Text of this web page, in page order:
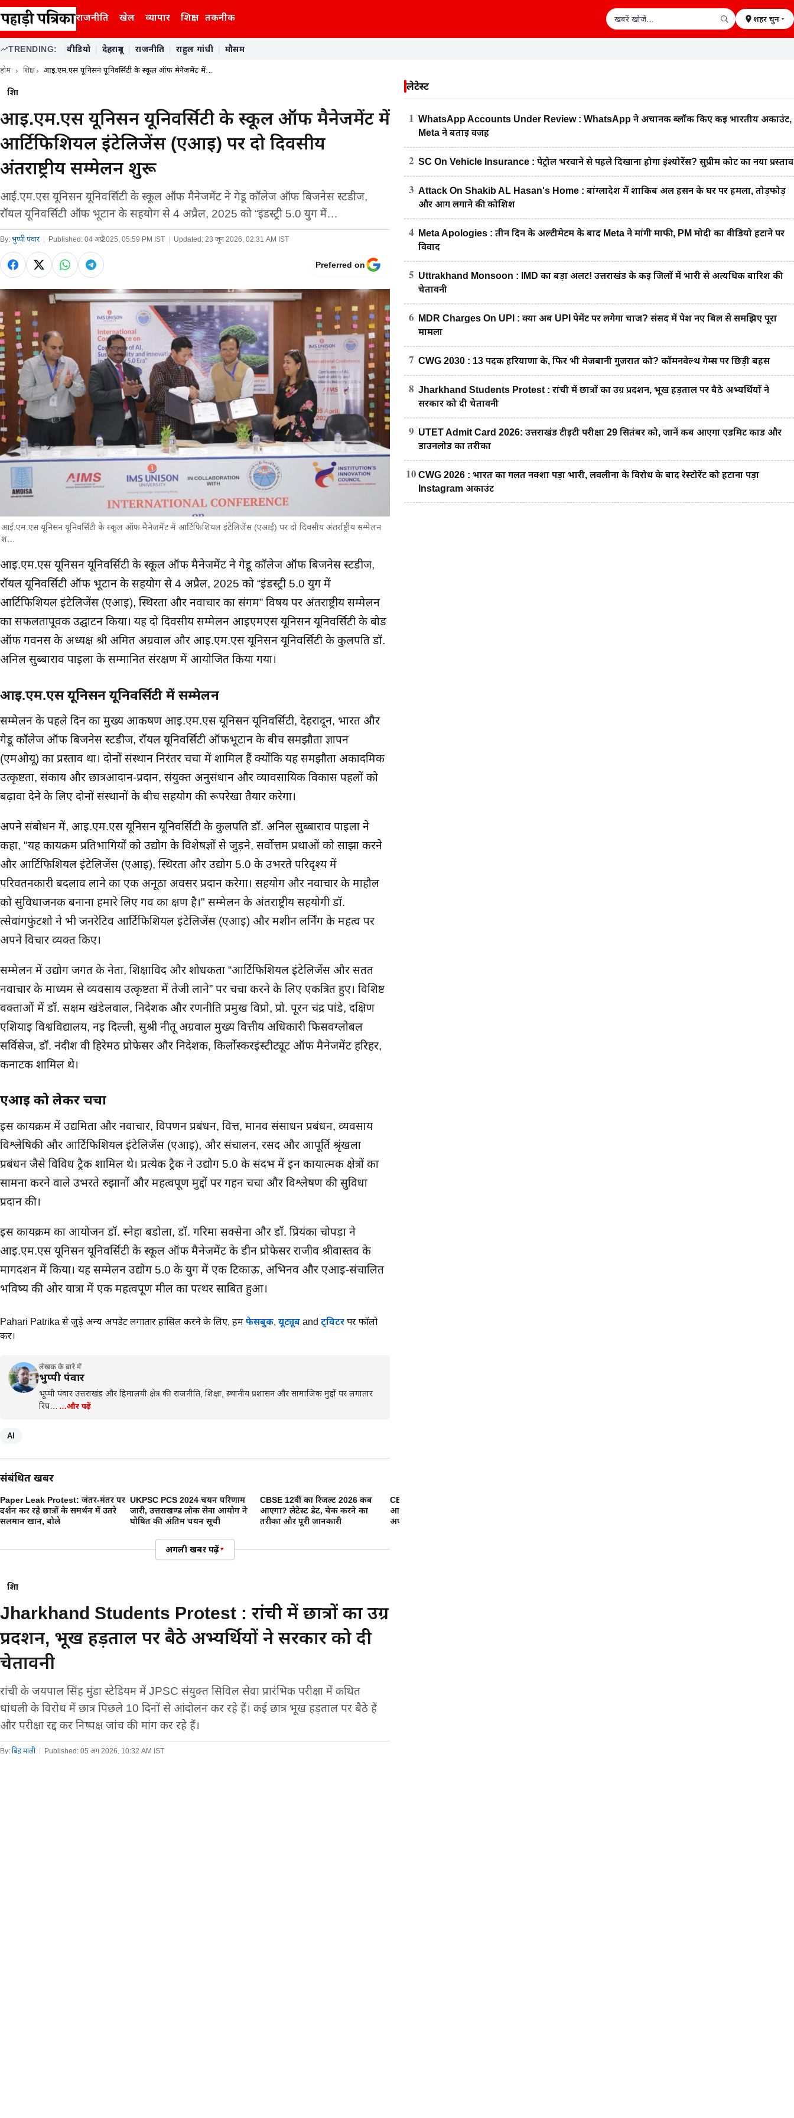
राजनीति खेल व्यापार शिक्षा
तकनीक
शहर चुनें
TRENDING: वीडियो | देहरादून | राजनीति | राहुल गांधी | मौसम
होम शिक्षा आई.एम.एस यूनिसन यूनिवर्सिटी के स्कूल ऑफ मैनेजमेंट में…
शिक्षा
आई.एम.एस यूनिसन यूनिवर्सिटी के स्कूल ऑफ मैनेजमेंट में
आर्टिफिशियल इंटेलिजेंस (एआई) पर दो दिवसीय
अंतर्राष्ट्रीय सम्मेलन शुरू
आई.एम.एस यूनिसन यूनिवर्सिटी के स्कूल ऑफ मैनेजमेंट ने गेडू कॉलेज ऑफ बिजनेस स्टडीज,
रॉयल यूनिवर्सिटी ऑफ भूटान के सहयोग से 4 अप्रैल, 2025 को “इंडस्ट्री 5.0 युग में…
By: भुप्पी पंवार Published: 04 अप्रै 2025, 05:59 PM IST Updated: 23 जून 2026, 02:31 AM IST
Preferred on
आई.एम.एस यूनिसन यूनिवर्सिटी के स्कूल ऑफ मैनेजमेंट में आर्टिफिशियल इंटेलिजेंस (एआई) पर दो दिवसीय अंतर्राष्ट्रीय सम्मेलन
श…
मुख्य समाचार
आई.एम.एस यूनिसन यूनिवर्सिटी के स्कूल ऑफ मैनेजमेंट ने गेडू कॉलेज ऑफ बिजनेस स्टडीज,
रॉयल यूनिवर्सिटी ऑफ भूटान के सहयोग से 4 अप्रैल, 2025 को “इंडस्ट्री 5.0 युग में
आर्टिफिशियल इंटेलिजेंस (एआई), स्थिरता और नवाचार का संगम” विषय पर अंतर्राष्ट्रीय सम्मेलन
का सफलतापूर्वक उद्घाटन किया। यह दो दिवसीय सम्मेलन आईएमएस यूनिसन यूनिवर्सिटी के बोर्ड
ऑफ गवर्नर्स के अध्यक्ष श्री अमित अग्रवाल और आई.एम.एस यूनिसन यूनिवर्सिटी के कुलपति डॉ.
अनिल सुब्बाराव पाइला के सम्मानित संरक्षण में आयोजित किया गया।
आई.एम.एस यूनिसन यूनिवर्सिटी में सम्मेलन
सम्मेलन के पहले दिन का मुख्य आकर्षण आई.एम.एस यूनिसन यूनिवर्सिटी, देहरादून, भारत और
गेडू कॉलेज ऑफ बिजनेस स्टडीज, रॉयल यूनिवर्सिटी ऑफभूटान के बीच समझौता ज्ञापन
(एमओयू) का प्रस्ताव था। दोनों संस्थान निरंतर चर्चा में शामिल हैं क्योंकि यह समझौता अकादमिक
उत्कृष्टता, संकाय और छात्रआदान-प्रदान, संयुक्त अनुसंधान और व्यावसायिक विकास पहलों को
बढ़ावा देने के लिए दोनों संस्थानों के बीच सहयोग की रूपरेखा तैयार करेगा।
अपने संबोधन में, आई.एम.एस यूनिसन यूनिवर्सिटी के कुलपति डॉ. अनिल सुब्बाराव पाइला ने
कहा, "यह कार्यक्रम प्रतिभागियों को उद्योग के विशेषज्ञों से जुड़ने, सर्वोत्तम प्रथाओं को साझा करने
और आर्टिफिशियल इंटेलिजेंस (एआई), स्थिरता और उद्योग 5.0 के उभरते परिदृश्य में
परिवर्तनकारी बदलाव लाने का एक अनूठा अवसर प्रदान करेगा। सहयोग और नवाचार के माहौल
को सुविधाजनक बनाना हमारे लिए गर्व का क्षण है।" सम्मेलन के अंतर्राष्ट्रीय सहयोगी डॉ.
त्सेवांगफुंटशो ने भी जनरेटिव आर्टिफिशियल इंटेलिजेंस (एआई) और मशीन लर्निंग के महत्व पर
अपने विचार व्यक्त किए।
सम्मेलन में उद्योग जगत के नेता, शिक्षाविद और शोधकर्ता “आर्टिफिशियल इंटेलिजेंस और सतत
नवाचार के माध्यम से व्यवसाय उत्कृष्टता में तेजी लाने” पर चर्चा करने के लिए एकत्रित हुए। विशिष्ट
वक्ताओं में डॉ. सक्षम खंडेलवाल, निदेशक और रणनीति प्रमुख विप्रो, प्रो. पूरन चंद्र पांडे, दक्षिण
एशियाई विश्वविद्यालय, नई दिल्ली, सुश्री नीतू अग्रवाल मुख्य वित्तीय अधिकारी फिसर्वग्लोबल
सर्विसेज, डॉ. नंदीश वी हिरेमठ प्रोफेसर और निदेशक, किर्लोस्करइंस्टीट्यूट ऑफ मैनेजमेंट हरिहर,
कर्नाटक शामिल थे।
एआई को लेकर चर्चा
इस कार्यक्रम में उद्यमिता और नवाचार, विपणन प्रबंधन, वित्त, मानव संसाधन प्रबंधन, व्यवसाय
विश्लेषिकी और आर्टिफिशियल इंटेलिजेंस (एआई), और संचालन, रसद और आपूर्ति श्रृंखला
प्रबंधन जैसे विविध ट्रैक शामिल थे। प्रत्येक ट्रैक ने उद्योग 5.0 के संदर्भ में इन कार्यात्मक क्षेत्रों का
सामना करने वाले उभरते रुझानों और महत्वपूर्ण मुद्दों पर गहन चर्चा और विश्लेषण की सुविधा
प्रदान की।
इस कार्यक्रम का आयोजन डॉ. स्नेहा बडोला, डॉ. गरिमा सक्सेना और डॉ. प्रियंका चोपड़ा ने
आई.एम.एस यूनिसन यूनिवर्सिटी के स्कूल ऑफ मैनेजमेंट के डीन प्रोफेसर राजीव श्रीवास्तव के
मार्गदर्शन में किया। यह सम्मेलन उद्योग 5.0 के युग में एक टिकाऊ, अभिनव और एआई-संचालित
भविष्य की ओर यात्रा में एक महत्वपूर्ण मील का पत्थर साबित हुआ।
Pahari Patrika से जुड़े अन्य अपडेट लगातार हासिल करने के लिए, हमें फेसबुक, यूट्यूब and ट्विटर पर फॉलो
करें।
लेखक के बारे में
भुप्पी पंवार
भूप्पी पंवार उत्तराखंड और हिमालयी क्षेत्र की राजनीति, शिक्षा, स्थानीय प्रशासन और सामाजिक मुद्दों पर लगातार
रिप…
…और पढ़ें
AI
संबंधित खबरें
Paper Leak Protest: जंतर-मंतर पर
प्रदर्शन कर रहे छात्रों के समर्थन में उतरे
सलमान खान, बोले
UKPSC PCS 2024 चयन परिणाम
जारी, उत्तराखण्ड लोक सेवा आयोग ने
घोषित की अंतिम चयन सूची
CBSE 12वीं का रिजल्ट 2026 कब
आएगा? लेटेस्ट डेट, चेक करने का
तरीका और पूरी जानकारी
CBSE class 10 रिजल्ट 2026 कब
आएगा? जानिए Result से जुड़ी बड़ी
अपडेट
अगली खबर पढ़ें▾
शिक्षा
Jharkhand Students Protest : रांची में छात्रों का उग्र
प्रदर्शन, भूख हड़ताल पर बैठे अभ्यर्थियों ने सरकार को दी
चेतावनी
रांची के जयपाल सिंह मुंडा स्टेडियम में JPSC संयुक्त सिविल सेवा प्रारंभिक परीक्षा में कथित
धांधली के विरोध में छात्र पिछले 10 दिनों से आंदोलन कर रहे हैं। कई छात्र भूख हड़ताल पर बैठे हैं
और परीक्षा रद्द कर निष्पक्ष जांच की मांग कर रहे हैं।
By: बिट्टू माली Published: 05 अग 2026, 10:32 AM IST
लेटेस्ट
1 WhatsApp Accounts Under Review : WhatsApp ने अचानक ब्लॉक किए कई भारतीय अकाउंट,
Meta ने बताई वजह
2 SC On Vehicle Insurance : पेट्रोल भरवाने से पहले दिखाना होगा इंश्योरेंस? सुप्रीम कोर्ट का नया प्रस्ताव
3 Attack On Shakib AL Hasan's Home : बांग्लादेश में शाकिब अल हसन के घर पर हमला, तोड़फोड़
और आग लगाने की कोशिश
4
Meta Apologies : तीन दिन के अल्टीमेटम के बाद Meta ने मांगी माफी, PM मोदी का वीडियो हटाने पर
विवाद
5 Uttrakhand Monsoon : IMD का बड़ा अलर्ट! उत्तराखंड के कई जिलों में भारी से अत्यधिक बारिश की
चेतावनी
6
MDR Charges On UPI : क्या अब UPI पेमेंट पर लगेगा चार्ज? संसद में पेश नए बिल से समझिए पूरा
मामला
7 CWG 2030 : 13 पदक हरियाणा के, फिर भी मेजबानी गुजरात को? कॉमनवेल्थ गेम्स पर छिड़ी बहस
8 Jharkhand Students Protest : रांची में छात्रों का उग्र प्रदर्शन, भूख हड़ताल पर बैठे अभ्यर्थियों ने
सरकार को दी चेतावनी
9 UTET Admit Card 2026: उत्तराखंड टीईटी परीक्षा 29 सितंबर को, जानें कब आएगा एडमिट कार्ड और
डाउनलोड का तरीका
10 CWG 2026 : भारत का गलत नक्शा पड़ा भारी, लवलीना के विरोध के बाद रेस्टोरेंट को हटाना पड़ा
Instagram अकाउंट